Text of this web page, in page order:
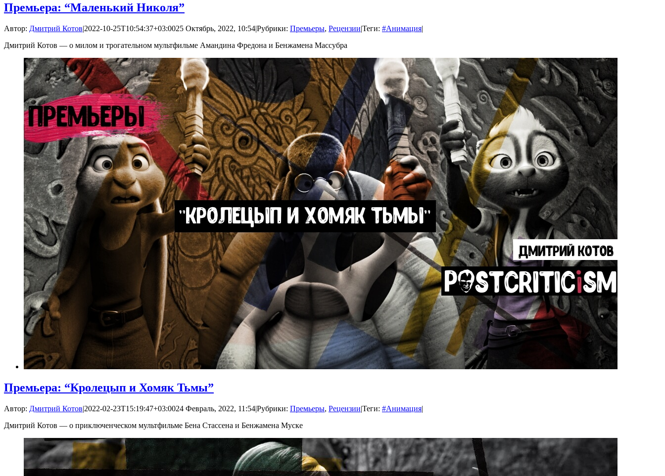
Премьера: “Маленький Николя”
Автор: Дмитрий Котов|2022-10-25T10:54:37+03:0025 Октябрь, 2022, 10:54|Рубрики: Премьеры, Рецензии|Теги: #Анимация|
Дмитрий Котов — о милом и трогательном мультфильме Амандина Фредона и Бенжамена Массубра
Премьера: “Кролецып и Хомяк Тьмы”
Автор: Дмитрий Котов|2022-02-23T15:19:47+03:0024 Февраль, 2022, 11:54|Рубрики: Премьеры, Рецензии|Теги: #Анимация|
Дмитрий Котов — о приключенческом мультфильме Бена Стассена и Бенжамена Муске